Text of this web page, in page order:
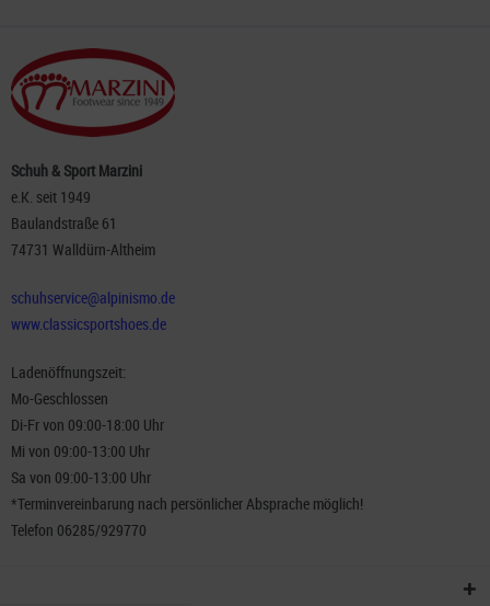
Schuh & Sport Marzini
e.K. seit 1949
Baulandstraße 61
74731 Walldürn-Altheim
schuhservice@alpinismo.de
www.classicsportshoes.de
Ladenöffnungszeit:
Mo-Geschlossen
Di-Fr von 09:00-18:00 Uhr
Mi von 09:00-13:00 Uhr
Sa von 09:00-13:00 Uhr
*Terminvereinbarung nach persönlicher Absprache möglich!
Telefon 06285/929770